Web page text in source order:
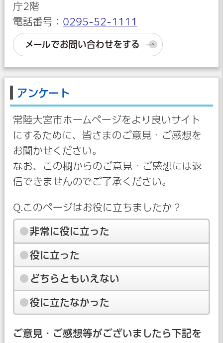
庁2階
電話番号： 0295-52-1111
メールでお問い合わせをする
アンケート
常陸大宮市ホームページをより良いサイト
にするために、皆さまのご意見・ご感想を
お聞かせください。
なお、この欄からのご意見・ご感想には返
信できませんのでご了承ください。
Q.このページはお役に立ちましたか？
非常に役に立った
役に立った
どちらともいえない
役に立たなかった
ご意見・ご感想等がございましたら下記を